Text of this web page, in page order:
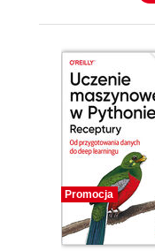
Promocja